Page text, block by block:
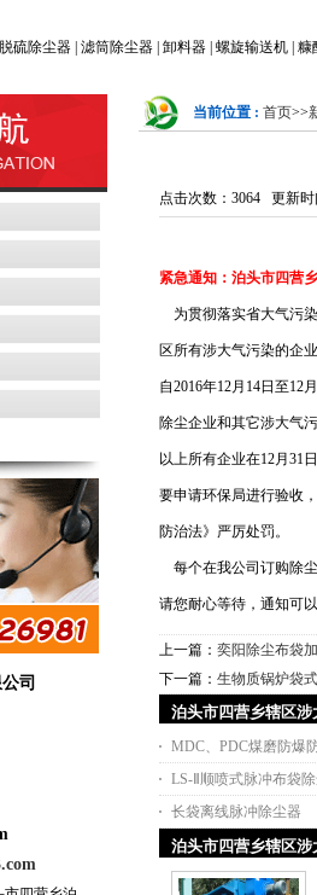
硫除尘器 | 滤筒除尘器 | 卸料器 | 螺旋输送机 |
当前位置 : 首页>>
点击次数：3064 更新时
紧急通知：泊头市四营
为贯彻落实省大气污
区所有涉大气污染的企
自2016年12月14日至12
除尘企业和其它涉大气
以上所有企业在12月31
要申请环保局进行验收
防治法》严厉处罚。
每个在我公司订购除尘
请您耐心等待，通知可
上一篇：奕阳除尘布袋
下一篇：生物质锅炉袋
泊头市四营乡辖区
MDC、PDC煤磨防爆
LS-Ⅱ顺喷式脉冲布袋
长袋离线脉冲除尘器
泊头市四营乡辖区
司